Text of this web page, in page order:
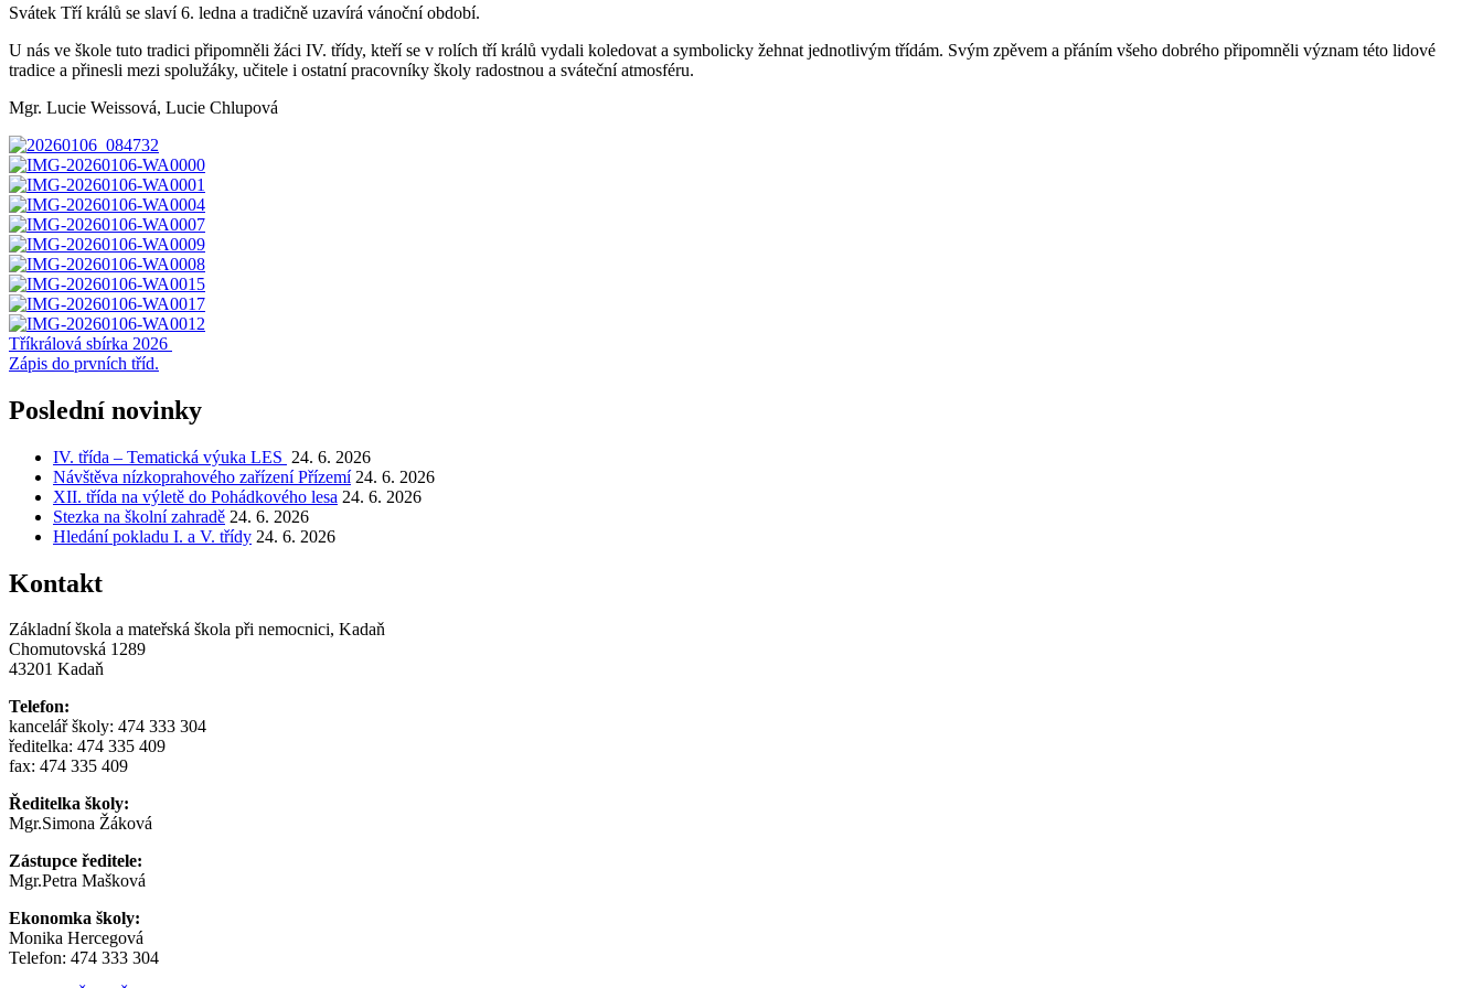
Svátek Tří králů se slaví 6. ledna a tradičně uzavírá vánoční období.
U nás ve škole tuto tradici připomněli žáci IV. třídy, kteří se v rolích tří králů vydali koledovat a symbolicky žehnat jednotlivým třídám. Svým zpěvem a přáním všeho dobrého připomněli význam této lidové
tradice a přinesli mezi spolužáky, učitele i ostatní pracovníky školy radostnou a sváteční atmosféru.
Mgr. Lucie Weissová, Lucie Chlupová
Navigace
pro
příspěvek
Tříkrálová sbírka 2026
Zápis do prvních tříd.
Poslední novinky
IV. třída – Tematická výuka LES 24. 6. 2026
Návštěva nízkoprahového zařízení Přízemí 24. 6. 2026
XII. třída na výletě do Pohádkového lesa 24. 6. 2026
Stezka na školní zahradě 24. 6. 2026
Hledání pokladu I. a V. třídy 24. 6. 2026
Kontakt
Základní škola a mateřská škola při nemocnici, Kadaň
Chomutovská 1289
43201 Kadaň
Telefon:
kancelář školy: 474 333 304
ředitelka: 474 335 409
fax: 474 335 409
Ředitelka školy:
Mgr.Simona Žáková
Zástupce ředitele:
Mgr.Petra Mašková
Ekonomka školy:
Monika Hercegová
Telefon: 474 333 304